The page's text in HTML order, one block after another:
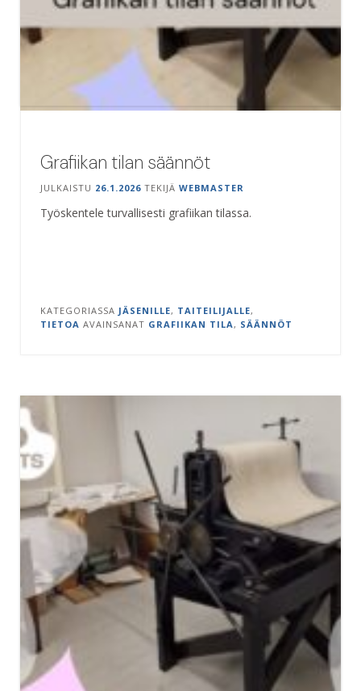
Grafiikan tilan säännöt
JULKAISTU 26.1.2026 TEKIJÄ WEBMASTER
Työskentele turvallisesti grafiikan tilassa.
KATEGORIASSA JÄSENILLE, TAITEILIJALLE,
TIETOA AVAINSANAT GRAFIIKAN TILA , SÄÄNNÖT